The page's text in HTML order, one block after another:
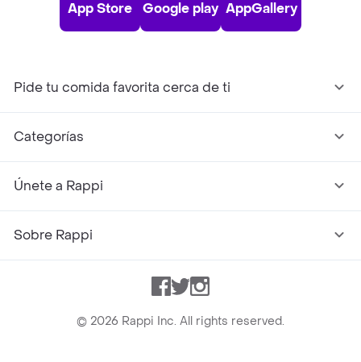
App Store Google play AppGallery
Pide tu comida favorita cerca de ti
Categorías
Únete a Rappi
Sobre Rappi
Facebook
TwitterInstagram
© 2026 Rappi Inc. All rights reserved.